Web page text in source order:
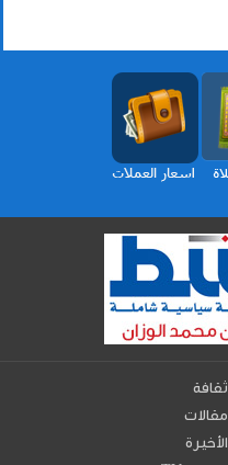
ثقافة
مقالات
الأخيرة